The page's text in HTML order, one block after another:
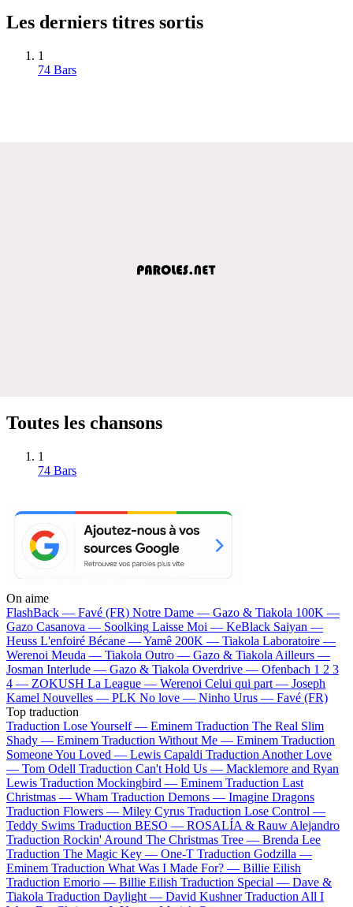
Les derniers titres sortis
1
74 Bars
Toutes les chansons
1
74 Bars
On aime
FlashBack — Favé (FR) Notre Dame — Gazo & Tiakola 100K —
Gazo Casanova — Soolking Laisse Moi — KeBlack Saiyan —
Heuss L'enfoiré Bécane —Yamê 200K — Tiakola Laboratoire —
Werenoi Meuda — Tiakola Outro — Gazo & Tiakola Ailleurs —
Josman Interlude — Gazo & Tiakola Overdrive — Ofenbach 1 2 3
4 — ZOKUSH La League — Werenoi Celui qui part — Joseph
Kamel Nouvelles — PLK No love — Ninho Urus — Favé (FR)
Top traduction
Traduction Lose Yourself — Eminem Traduction The Real Slim
Shady — Eminem Traduction Without Me — Eminem Traduction
Someone You Loved — Lewis Capaldi Traduction Another Love
— Tom Odell Traduction Can't Hold Us — Macklemore and Ryan
Lewis Traduction Mockingbird — Eminem Traduction Last
Christmas — Wham Traduction Demons — Imagine Dragons
Traduction Flowers — Miley Cyrus Traduction Lose Control —
Teddy Swims Traduction BESO — ROSALÍA & Rauw Alejandro
Traduction Rockin' Around The Christmas Tree — Brenda Lee
Traduction The Magic Key — One-T Traduction Godzilla —
Eminem Traduction What Was I Made For? — Billie Eilish
Traduction Emorio — Billie Eilish Traduction Special — Dave &
Tiakola Traduction Daylight — David Kushner Traduction All I